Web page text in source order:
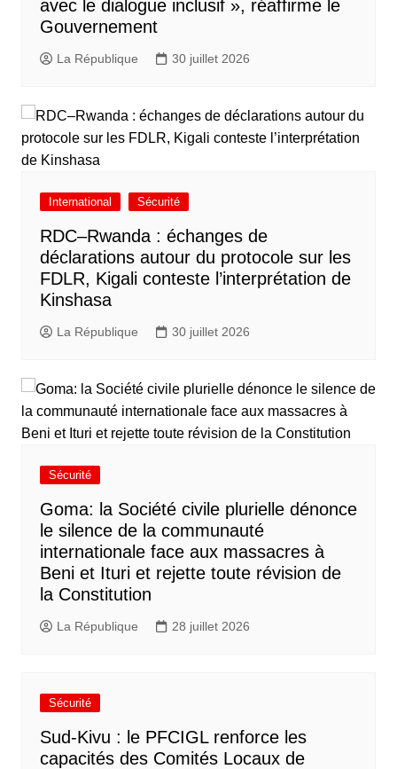
avec le dialogue inclusif », réaffirme le
Gouvernement
La République 30 juillet 2026
International Sécurité
RDC–Rwanda : échanges de
déclarations autour du protocole sur les
FDLR, Kigali conteste l’interprétation de
Kinshasa
La République 30 juillet 2026
Sécurité
Goma: la Société civile plurielle dénonce
le silence de la communauté
internationale face aux massacres à
Beni et Ituri et rejette toute révision de
la Constitution
La République 28 juillet 2026
Sécurité
Sud-Kivu : le PFCIGL renforce les
capacités des Comités Locaux de